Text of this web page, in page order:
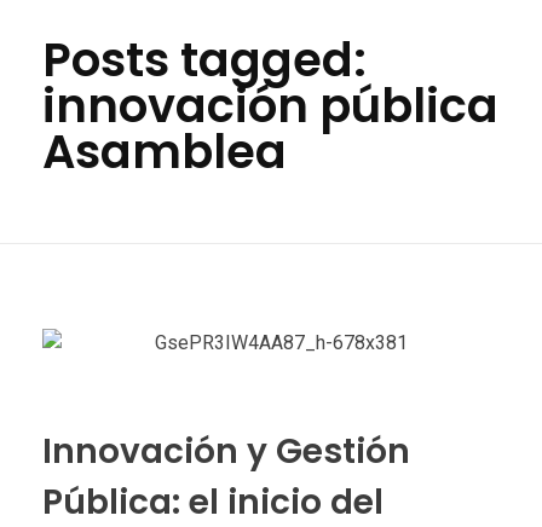
Posts tagged:
innovación pública
Asamblea
Innovación y Gestión
Pública: el inicio del